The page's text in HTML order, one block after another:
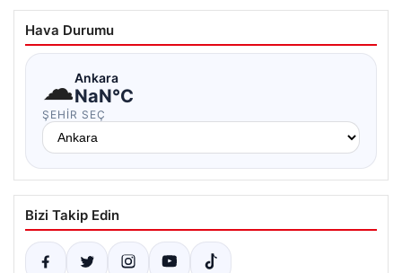
Hava Durumu
☁Ankara
NaN°C
ŞEHIR SEÇ
Bizi Takip Edin